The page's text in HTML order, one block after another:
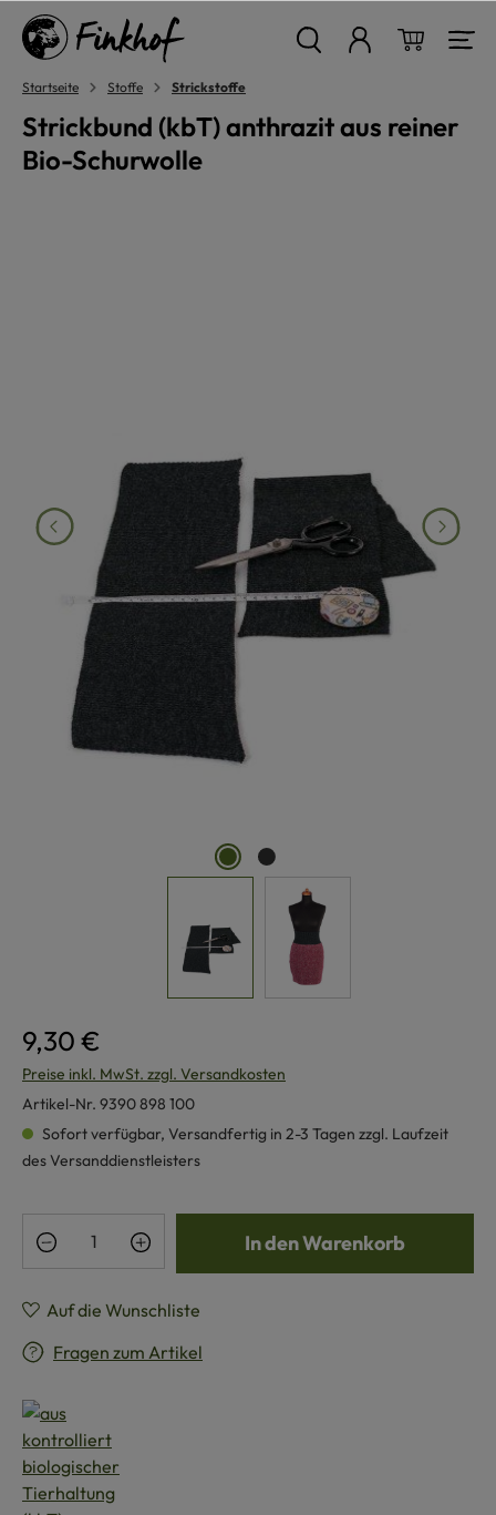
springen
Startseite Stoffe Strickstoffe
Strickbund (kbT) anthrazit aus reiner
Bio-Schurwolle
9,30 €
Preise inkl. MwSt. zzgl. Versandkosten
Artikel-Nr. 9390 898 100
Sofort verfügbar, Versandfertig in 2-3 Tagen zzgl. Laufzeit
des Versanddienstleisters
Produkt Anzahl: Gib den gewünschten
In den Warenkorb
Auf die Wunschliste
Fragen zum Artikel